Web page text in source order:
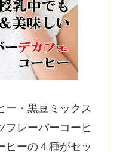
ー・黒豆ミックス
フレーバーコーヒ
ヒーの４種がセッ